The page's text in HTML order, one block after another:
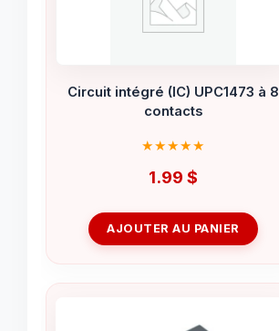
Circuit intégré (IC) UPC1473 à 8
contacts
1.99 $
AJOUTER AU PANIER